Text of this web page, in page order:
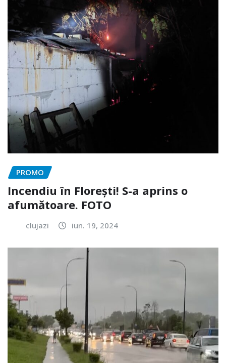
PROMO
Incendiu în Florești! S-a aprins o
afumătoare. FOTO
clujazi iun. 19, 2024